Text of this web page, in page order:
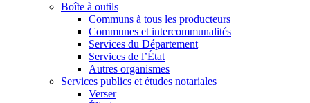
Boîte à outils
Communs à tous les producteurs
Communes et intercommunalités
Services du Département
Services de l’État
Autres organismes
Services publics et études notariales
Verser